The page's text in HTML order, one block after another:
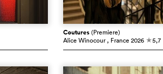
Coutures (Premiere)
Alice Winocour , France 2026 c5,7